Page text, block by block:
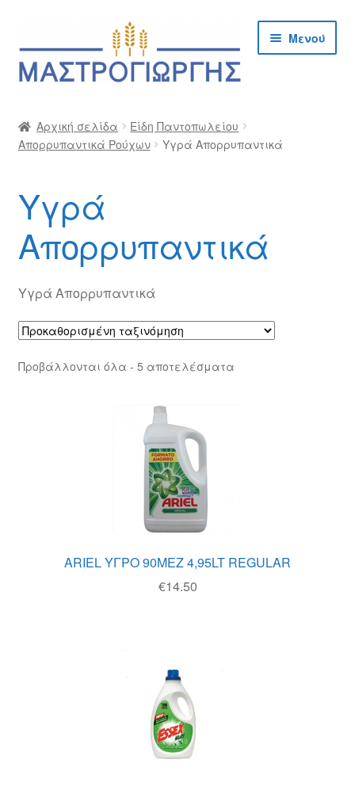
μετάβαση
στην
σε
περιεχόμενο
Μενού
Cargo Kalymnos – Cargo Κάλυμνος
Δημιουργία Λογαριασμού Χονδρικής
Επικοινωνία
Πολιτική Απορρήτου
Αρχική σελίδα
Είδη Παντοπωλείου
Απορρυπαντικά Ρούχων
Υγρά Απορρυπαντικά
Υγρά
Απορρυπαντικά
Υγρά Απορρυπαντικά
Προβάλλονται όλα - 5 αποτελέσματα
ARIEL ΥΓΡΟ 90ΜΕΖ 4,95LT REGULAR
€14.50